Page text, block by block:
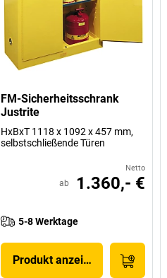
FM-Sicherheitsschrank
Justrite
HxBxT 1118 x 1092 x 457 mm,
selbstschließende Türen
Netto
ab 1.360,- €
5-8 Werktage
Produkt anzeigen